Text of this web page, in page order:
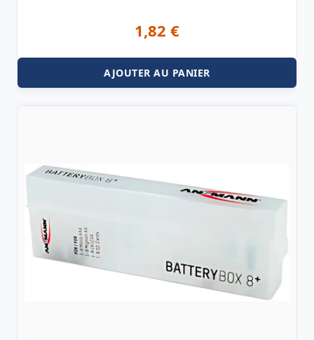
1,82 €
AJOUTER AU PANIER